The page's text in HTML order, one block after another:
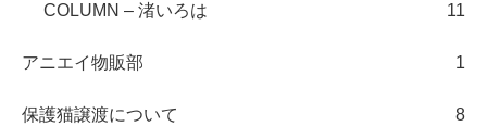
COLUMN – 渚いろは 11
アニエイ物販部 1
保護猫譲渡について 8